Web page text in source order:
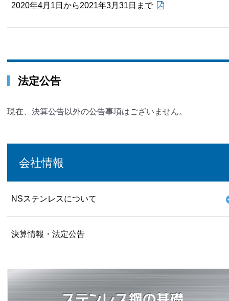
2020年4月1日から2021年3月31日まで
法定公告
現在、決算公告以外の公告事項はございません。
会社情報
NSステンレスについて
決算情報・法定公告